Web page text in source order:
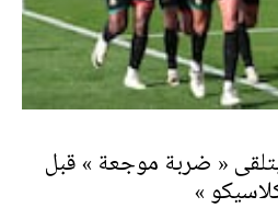
« ضربة موجعة » قبل
»